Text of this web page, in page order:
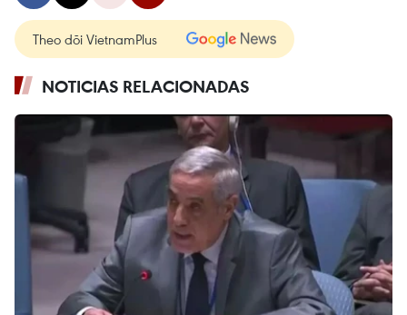
Theo dõi VietnamPlus
NOTICIAS RELACIONADAS